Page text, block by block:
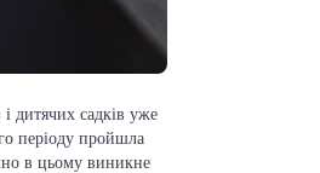
дитячих садків уже
періоду пройшла
в цьому виникне